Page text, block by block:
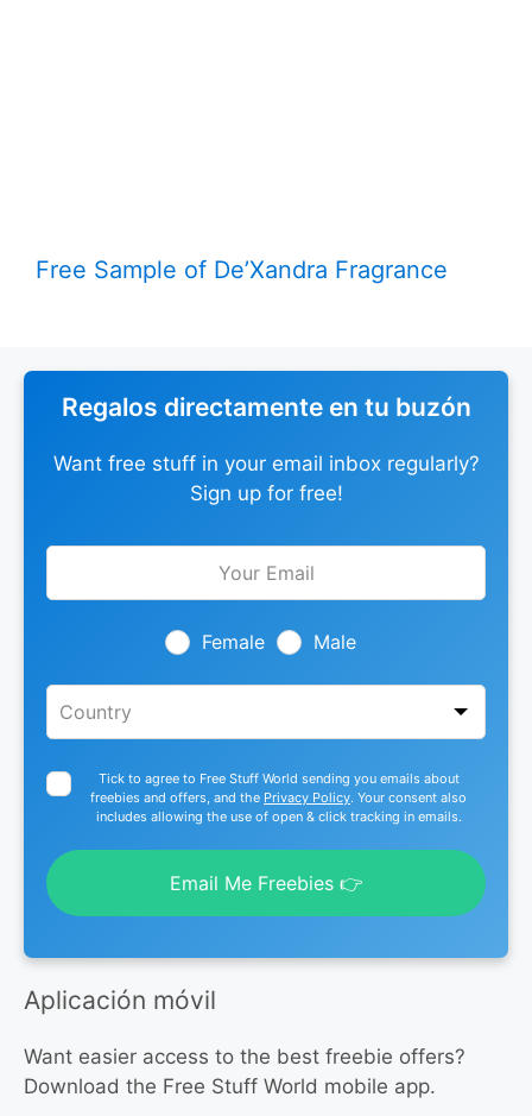
Free Sample of De’Xandra Fragrance
Regalos directamente en tu buzón
Want free stuff in your email inbox regularly?
Sign up for free!
Leave
Female Male
Tick to agree to Free Stuff World sending you emails about
freebies and offers, and the Privacy Policy. Your consent also
includes allowing the use of open & click tracking in emails.
Email Me Freebies 👉
Aplicación móvil
Want easier access to the best freebie offers?
Download the Free Stuff World mobile app.